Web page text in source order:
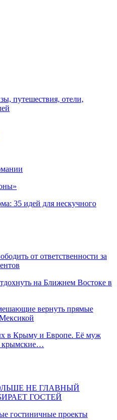
путешествия, отели,
35 идей для нескучного
от ответственности за
на Ближнем Востоке в
вернуть прямые
в Крыму и Европе. Её муж
крымские…
НЕ ГЛАВНЫЙ
ГОСТЕЙ
гостиничные проекты